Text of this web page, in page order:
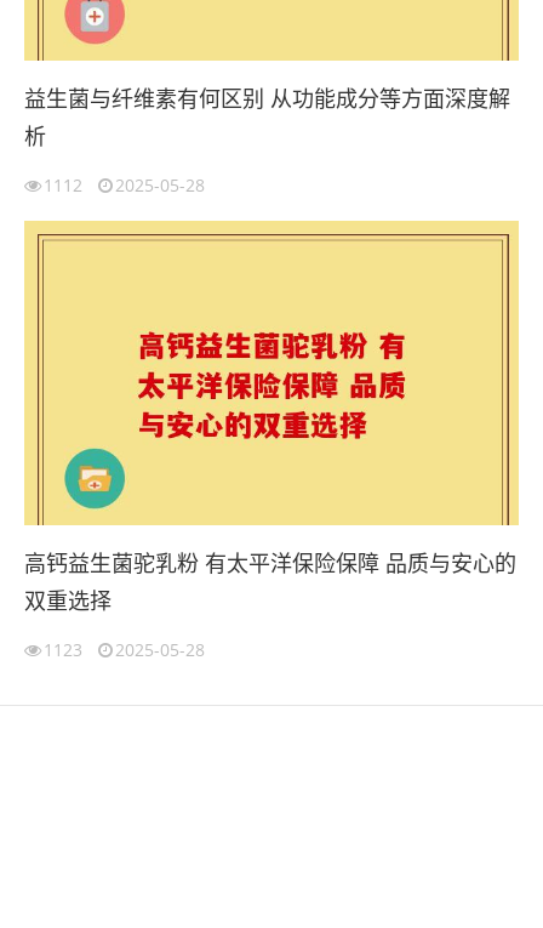
益生菌与纤维素有何区别 从功能成分等方面深度解
析
1112 2025-05-28
高钙益生菌驼乳粉 有太平洋保险保障 品质与安心的
双重选择
1123 2025-05-28